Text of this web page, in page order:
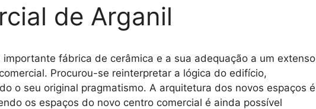
de Arganil
fábrica de cerâmica e a sua adequação a um extenso
Procurou-se reinterpretar a lógica do edifício,
o seu original pragmatismo. A arquitetura dos novos espaços é
os espaços do novo centro comercial é ainda possível